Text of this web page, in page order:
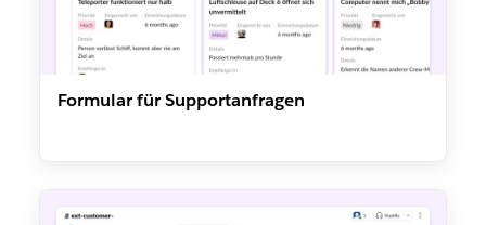
Formular für Supportanfragen